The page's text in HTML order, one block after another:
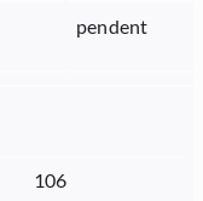
pendent
106